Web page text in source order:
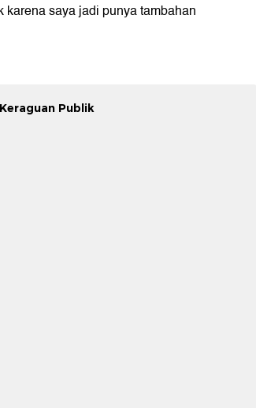
saya jadi punya tambahan
Publik